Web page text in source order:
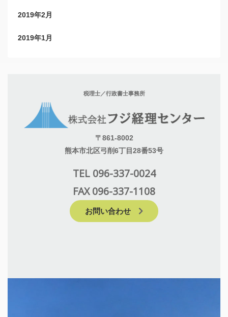
2019年2月
2019年1月
税理士／行政書士事務所
〒861-8002
熊本市北区弓削6丁目28番53号
TEL 096-337-0024
FAX 096-337-1108
お問い合わせ